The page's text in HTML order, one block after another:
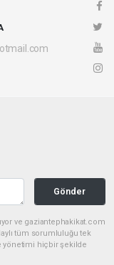
Gönder
ve gaziantephakikat.com
tüm sorumluluğu tek
yönetimi hiçbir şekilde